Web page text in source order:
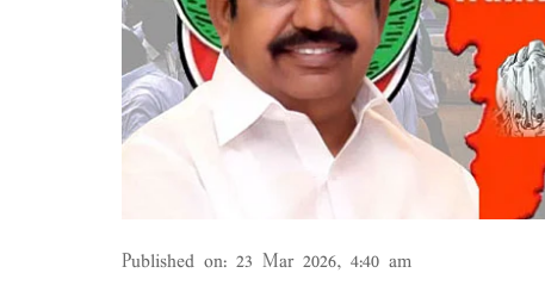
Published on: 23 Mar 2026, 4:40 am